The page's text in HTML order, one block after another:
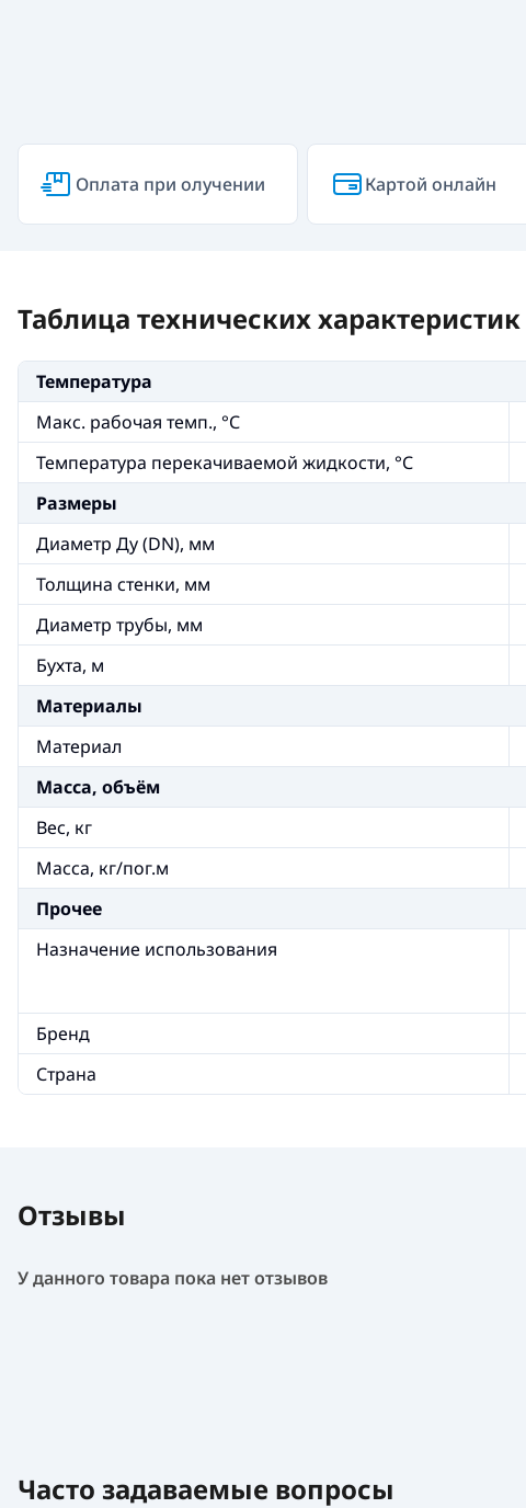
Оплата при олучении Картой онлайн
Таблица технических характеристик
Температура
Макс. рабочая темп., °С
Температура перекачиваемой жидкости, °С
Размеры
Диаметр Ду (DN), мм
Толщина стенки, мм
Диаметр трубы, мм
Бухта, м
Материалы
Материал
Масса, объём
Вес, кг
Масса, кг/пог.м
Прочее
Назначение использования
Бренд
Страна
Отзывы
У данного товара пока нет отзывов
Часто задаваемые вопросы